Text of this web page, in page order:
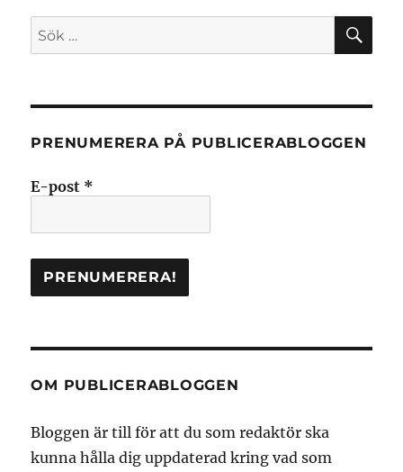
Sök
efter:
PRENUMERERA PÅ PUBLICERABLOGGEN
E-post *
OM PUBLICERABLOGGEN
Bloggen är till för att du som redaktör ska
kunna hålla dig uppdaterad kring vad som